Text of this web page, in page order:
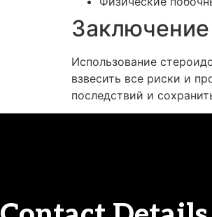
Заключение
Использование
взвесить все риски и
последствий и